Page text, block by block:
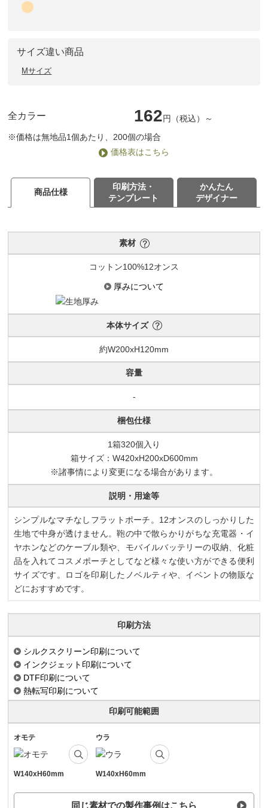
サイズ違い商品
Mサイズ
全カラー 162円（税込）～
※価格は無地品1個あたり、200個の場合
価格表はこちら
商品仕様
印刷方法・
テンプレート
かんたん
デザイナー
素材
コットン100%12オンス
厚みについて
本体サイズ
約W200xH120mm
容量
-
梱包仕様
1箱320個入り
箱サイズ：W420xH200xD600mm
※諸事情により変更になる場合があります。
説明・用途等
シンプルなマチなしフラットポーチ。12オンスのしっかりした
生地で中身が透けません。鞄の中で散らかりがちな充電器・イ
ヤホンなどのケーブル類や、モバイルバッテリーの収納、化粧
品を入れてコスメポーチとしてなど様々な使い方ができる便利
サイズです。ロゴを印刷したノベルティや、イベントの物販な
どにおすすめです。
印刷方法
シルクスクリーン印刷について
インクジェット印刷について
DTF印刷について
熱転写印刷について
印刷可能範囲
オモテ
W140xH60mm
ウラ
W140xH60mm
同じ素材での製作事例はこちら